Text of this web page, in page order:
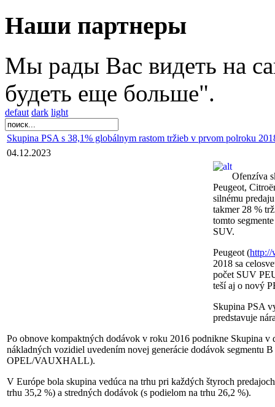
Наши партнеры
Мы рады Вас видеть на
будеть еще больше".
defaut dark light
Skupina PSA s 38,1% globálnym rastom tržieb v prvom polroku
04.12.2023
Ofenzíva
Peugeot,
silnému
takmer 28 %
tomto
SUV.
Peugeot (http://
2018 sa
počet SUV
teší aj o nový
Skupina PSA
predstavuje
Po obnove kompaktných dodávok v roku 2016 podnikne Skupina
nákladných vozidiel uvedením novej generácie dodávok
OPEL/VAUXHALL).
V Európe bola skupina vedúca na trhu pri každých štyroch
trhu 35,2 %) a stredných dodávok (s podielom na trhu 26,2 %).